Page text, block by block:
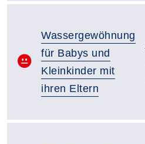
Wassergewöhnung
für Babys und
Kleinkinder mit
ihren Eltern